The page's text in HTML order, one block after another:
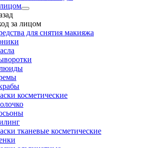
за лицом
для снятия макияжа
косметические
тканевые косметические